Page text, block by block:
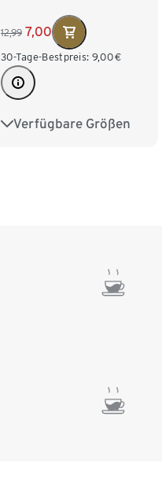
12,99 7,00
30-Tage-Bestpreis: 9,00€
Verfügbare Größen
86/92 98/104